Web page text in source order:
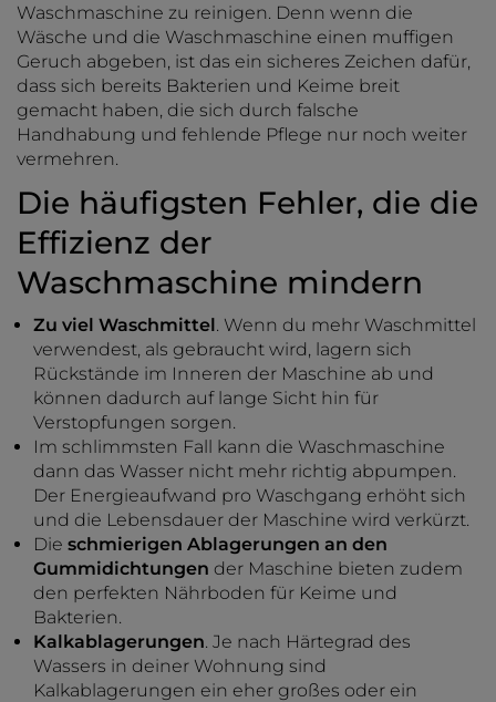
Waschmaschine zu reinigen. Denn wenn die
Wäsche und die Waschmaschine einen muffigen
Geruch abgeben, ist das ein sicheres Zeichen dafür,
dass sich bereits Bakterien und Keime breit
gemacht haben, die sich durch falsche
Handhabung und fehlende Pflege nur noch weiter
vermehren.
Die häufigsten Fehler, die die
Effizienz der
Waschmaschine mindern
Zu viel Waschmittel. Wenn du mehr Waschmittel
verwendest, als gebraucht wird, lagern sich
Rückstände im Inneren der Maschine ab und
können dadurch auf lange Sicht hin für
Verstopfungen sorgen.
Im schlimmsten Fall kann die Waschmaschine
dann das Wasser nicht mehr richtig abpumpen.
Der Energieaufwand pro Waschgang erhöht sich
und die Lebensdauer der Maschine wird verkürzt.
Die schmierigen Ablagerungen an den
Gummidichtungen der Maschine bieten zudem
den perfekten Nährboden für Keime und
Bakterien.
Kalkablagerungen. Je nach Härtegrad des
Wassers in deiner Wohnung sind
Kalkablagerungen ein eher großes oder ein